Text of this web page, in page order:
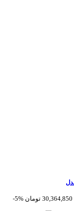
-5%
30,364,850 تومان